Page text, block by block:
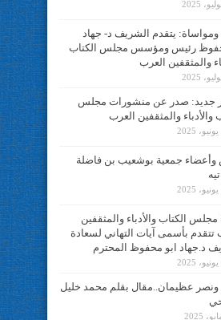
ومواساة: يتقدم الشريف د- جهاد
رئيس ومؤسس مجلس الكتاب
والمثقفين العرب
جديد: صدر عن منشورات مجلس
والأدباء والمثقفين العرب
جمعية بوشعيب بن فاضلة
الكتاب والأدباء والمثقفين
تتقدم بأسمى آيات التهاني لسعادة
د.جهاد ابو محفوظ المحترم
عظيمان..مقال بقلم محمد خليل